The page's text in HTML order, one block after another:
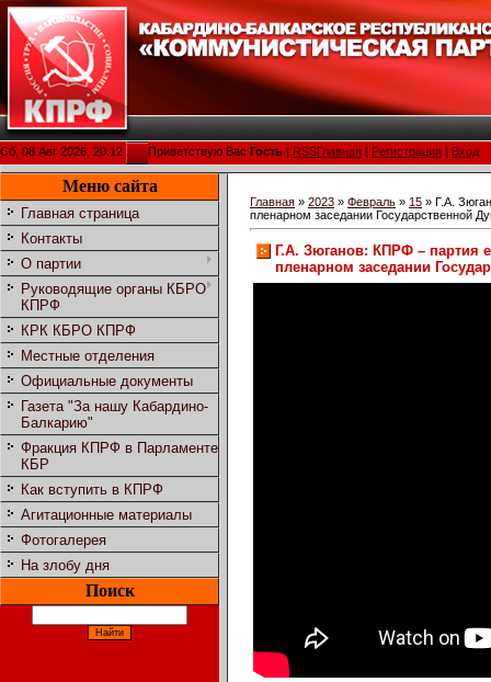
Сб, 08 Авг 2026, 20:12 Приветствую Вас Гость RSSГлавная Регистрация Вход
Меню сайта
Главная страница
Контакты
О партии
Руководящие органы КБРО
КПРФ
КРК КБРО КПРФ
Местные отделения
Официальные документы
Газета "За нашу Кабардино-
Балкарию"
Фракция КПРФ в Парламенте
КБР
Как вступить в КПРФ
Агитационные материалы
Фотогалерея
На злобу дня
Поиск
Главная » 2023 » Февраль » 15 » Г.А.
пленарном заседании Государственной
Г.А. Зюганов: КПРФ – партия
пленарном заседании